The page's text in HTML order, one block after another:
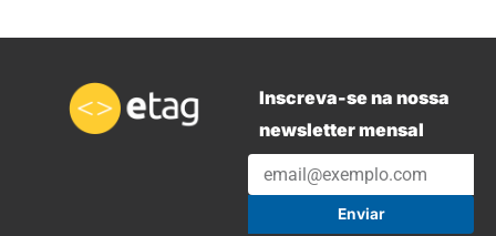
Inscreva-se na nossa
newsletter mensal
Enviar